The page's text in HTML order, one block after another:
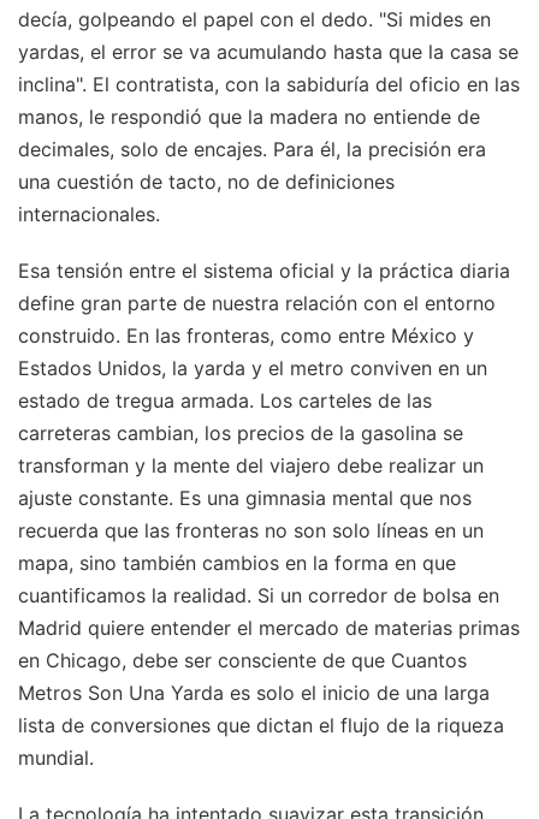
decía, golpeando el papel con el dedo. "Si mides en
yardas, el error se va acumulando hasta que la casa se
inclina". El contratista, con la sabiduría del oficio en las
manos, le respondió que la madera no entiende de
decimales, solo de encajes. Para él, la precisión era
una cuestión de tacto, no de definiciones
internacionales.
Esa tensión entre el sistema oficial y la práctica diaria
define gran parte de nuestra relación con el entorno
construido. En las fronteras, como entre México y
Estados Unidos, la yarda y el metro conviven en un
estado de tregua armada. Los carteles de las
carreteras cambian, los precios de la gasolina se
transforman y la mente del viajero debe realizar un
ajuste constante. Es una gimnasia mental que nos
recuerda que las fronteras no son solo líneas en un
mapa, sino también cambios en la forma en que
cuantificamos la realidad. Si un corredor de bolsa en
Madrid quiere entender el mercado de materias primas
en Chicago, debe ser consciente de que Cuantos
Metros Son Una Yarda es solo el inicio de una larga
lista de conversiones que dictan el flujo de la riqueza
mundial.
La tecnología ha intentado suavizar esta transición.